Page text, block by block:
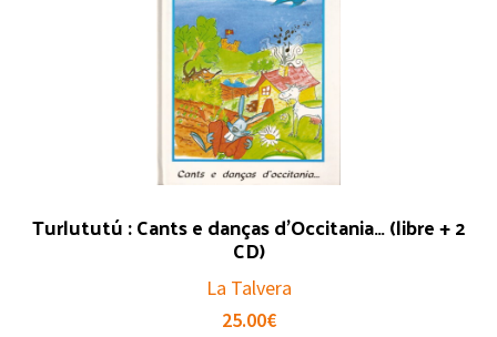
Turlututú : Cants e danças d’Occitania… (libre + 2
CD)
La Talvera
25.00€